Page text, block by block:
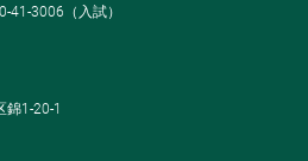
41-3006（入試）
1-20-1